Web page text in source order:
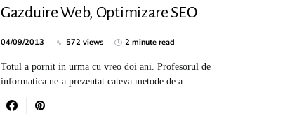
Gazduire Web, Optimizare SEO
04/09/2013 572 views 2 minute read
Totul a pornit in urma cu vreo doi ani. Profesorul de
informatica ne-a prezentat cateva metode de a…